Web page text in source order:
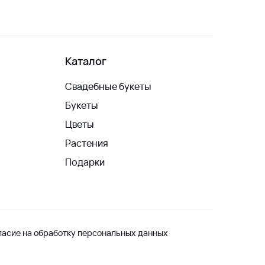
Каталог
Свадебные букеты
Букеты
Цветы
Растения
Подарки
на обработку персональных данных